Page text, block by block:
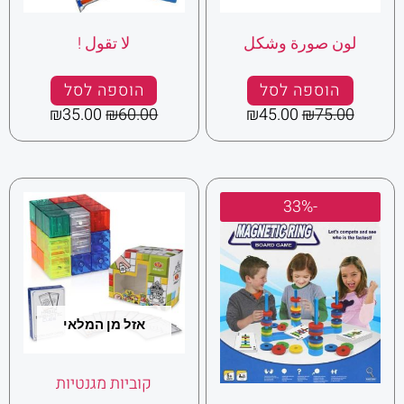
لون صورة وشكل
הוספה לסל
₪75.00
₪45.00
لا تقول !
הוספה לסל
₪60.00
₪35.00
-33%
המחיר
המקורי
היה:
₪90.00.
המחיר
הוא:
₪60.00.
אזל מן המלאי
קוביות מגנטיות